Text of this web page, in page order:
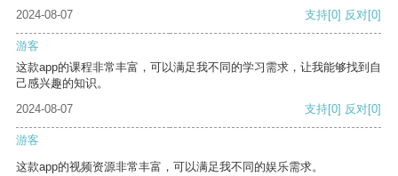
2024-08-07
支持[0] 反对[0]
游客
这款app的课程非常丰富，可以满足我不同的学习需求，让我能够找到自
己感兴趣的知识。
2024-08-07
支持[0] 反对[0]
游客
这款app的视频资源非常丰富，可以满足我不同的娱乐需求。